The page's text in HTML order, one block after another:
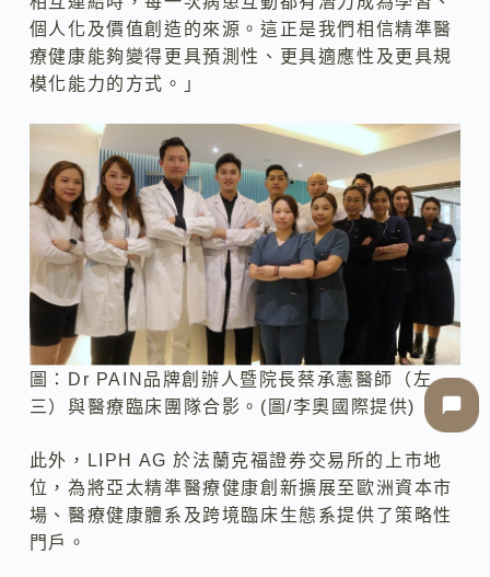
個人化及價值創造的來源。這正是我們相信精準醫
療健康能夠變得更具預測性、更具適應性及更具規
模化能力的方式。」
圖：Dr PAIN品牌創辦人暨院長蔡承憲醫師（左
三）與醫療臨床團隊合影。(圖/李奧國際提供)
此外，LIPH AG 於法蘭克福證券交易所的上市地
位，為將亞太精準醫療健康創新擴展至歐洲資本市
場、醫療健康體系及跨境臨床生態系提供了策略性
門戶。